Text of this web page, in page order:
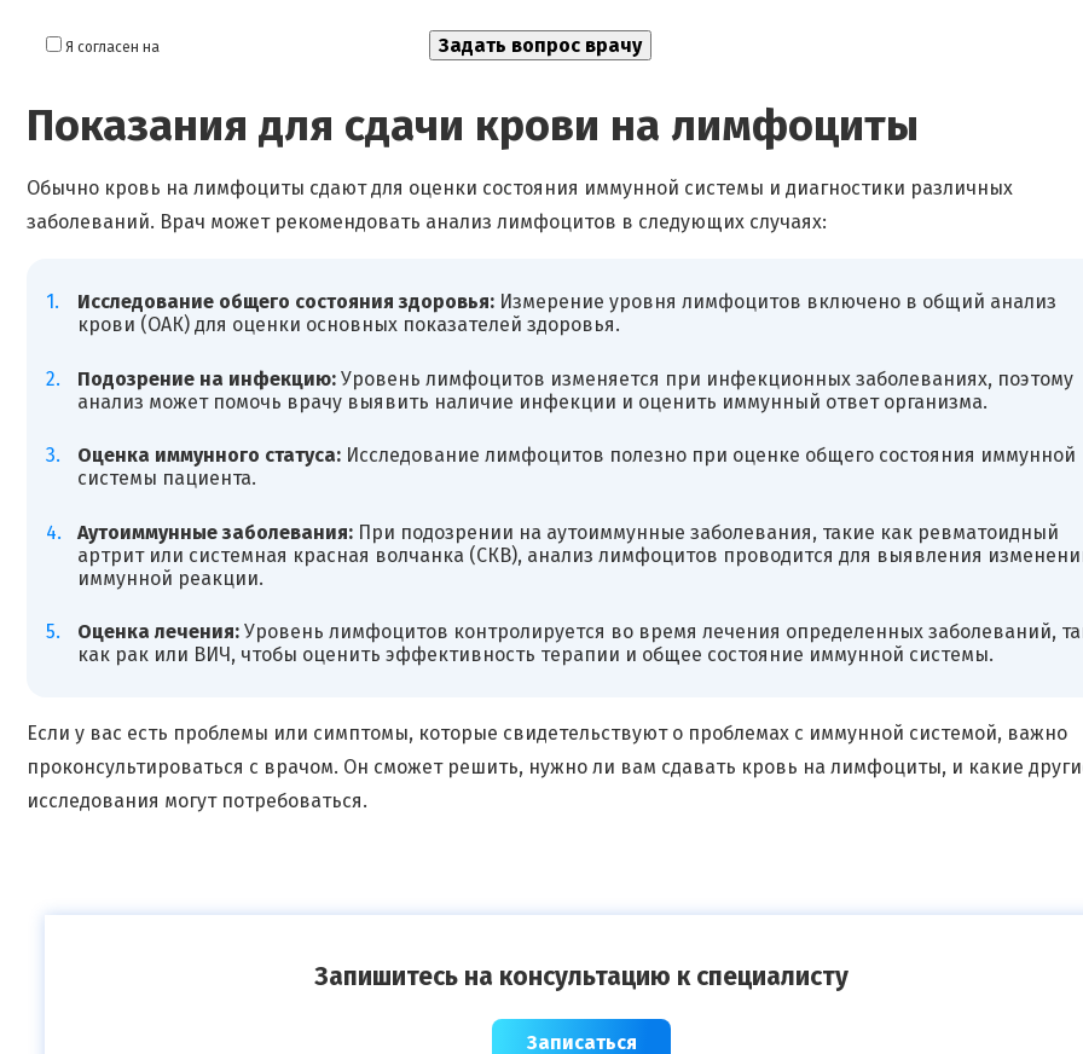
Я согласен на
Показания для сдачи крови на лимфоциты
Обычно кровь на лимфоциты сдают для оценки состояния иммунной системы и диагностики различных
заболеваний. Врач может рекомендовать анализ лимфоцитов в следующих случаях:
Исследование общего состояния здоровья:Измерение уровня лимфоцитов включено в общий анализ
крови (OАК) для оценки основных показателей здоровья.
Подозрение на инфекцию:Уровень лимфоцитов изменяется при инфекционных заболеваниях, поэтому
анализ может помочь врачу выявить наличие инфекции и оценить иммунный ответ организма.
Оценка иммунного статуса:Исследование лимфоцитов полезно при оценке общего состояния иммунной
системы пациента.
Аутоиммунные заболевания:При подозрении на аутоиммунные заболевания, такие как ревматоидный
артрит или системная красная волчанка (СКВ), анализ лимфоцитов проводится для выявления
иммунной реакции.
Оценка лечения:Уровень лимфоцитов контролируется во время лечения определенных заболеваний,
как рак или ВИЧ, чтобы оценить эффективность терапии и общее состояние иммунной системы.
Если у вас есть проблемы или симптомы, которые свидетельствуют о проблемах с иммунной системой, важно
проконсультироваться с врачом. Он сможет решить, нужно ли вам сдавать кровь на лимфоциты, и какие
исследования могут потребоваться.
Запишитесь на консультацию к специалисту
Записаться